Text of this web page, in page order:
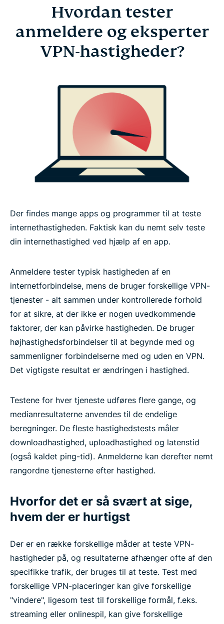
Hvordan tester anmeldere og eksperter VPN-
hastigheder?
Hvad påvirker internethastigheden?
Sådan øger du din internethastighed
FAQ: Om VPN-hastighed
Lær mere om brugen af en VPN
Hvordan tester
anmeldere og eksperter
VPN-hastigheder?
Der findes mange apps og programmer til at teste
internethastigheden. Faktisk kan du nemt selv teste
din internethastighed ved hjælp af en app.
Anmeldere tester typisk hastigheden af en
internetforbindelse, mens de bruger forskellige VPN-
tjenester - alt sammen under kontrollerede forhold
for at sikre, at der ikke er nogen uvedkommende
faktorer, der kan påvirke hastigheden. De bruger
højhastighedsforbindelser til at begynde med og
sammenligner forbindelserne med og uden en VPN.
Det vigtigste resultat er ændringen i hastighed.
Testene for hver tjeneste udføres flere gange, og
medianresultaterne anvendes til de endelige
beregninger. De fleste hastighedstests måler
downloadhastighed, uploadhastighed og latenstid
(også kaldet ping-tid). Anmelderne kan derefter nemt
rangordne tjenesterne efter hastighed.
Hvorfor det er så svært at sige,
hvem der er hurtigst
Der er en række forskellige måder at teste VPN-
hastigheder på, og resultaterne afhænger ofte af den
specifikke trafik, der bruges til at teste. Test med
forskellige VPN-placeringer kan give forskellige
"vindere", ligesom test til forskellige formål, f.eks.
streaming eller onlinespil, kan give forskellige